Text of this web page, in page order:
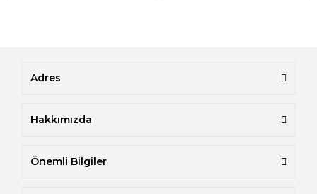
Adres
Hakkımızda
Önemli Bilgiler